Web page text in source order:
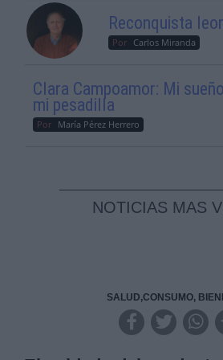
Reconquista
Por Carlos Miranda
Clara Campoamor: Mi
mi pesadilla
Por María Pérez Herrero
NOTICIAS MAS
SALUD,CONSUMO,